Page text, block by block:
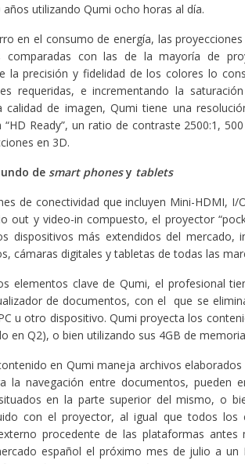
utilizando Qumi ocho horas al día.
en el consumo de energía, las
comparadas con las de la mayoría de
la precisión y fidelidad de los colores lo
requeridas, e incrementando la
de imagen, Qumi tiene una
Ready”, un ratio de contraste 2500:1,
en 3D.
de smart phonesy tablets
de conectividad que incluyen Mini-HDMI, I/
out y video-in compuesto, el proyector
dispositivos más extendidos del mercado,
cámaras digitales y tabletas de todas las
elementos clave de Qumi, el profesional
de documentos, con el que se
u otro dispositivo. Qumi proyecta los
en Q2), o bien utilizando sus 4GB de
en Qumi maneja archivos
la navegación entre documentos, pueden
en la parte superior del mismo, o
con el proyector, al igual que todos los
procedente de las plataformas antes
español el próximo mes de julio a un